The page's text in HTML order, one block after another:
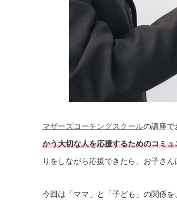
マザーズコーチングスクールの講座で
かう大切な人を応援するためのコミ
りをしながら応援できたら、お子さ
今回は「ママ」と「子ども」の関係